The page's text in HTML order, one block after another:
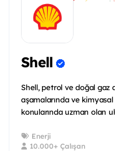
Shell
Shell, petrol ve doğal gaz
aşamalarında ve
konularında uzman olan
Enerji
10.000+ Çalışan